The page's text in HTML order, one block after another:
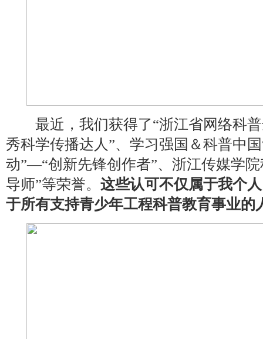
最近，我们获得了“浙江省网络科普
秀科学传播达人”、学习强国＆科普中
动”—“创新先锋创作者”、浙江传媒学
导师”等荣誉。 这些认可不仅属于我个
于所有支持青少年工程科普教育事业的